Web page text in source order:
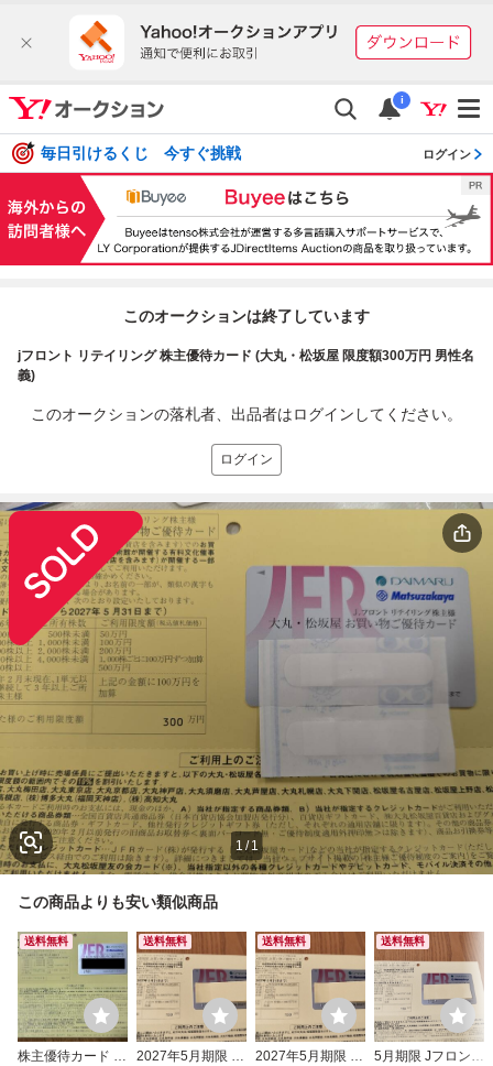
i
毎日引けるくじ 今すぐ挑戦 ログイン
このオークションは終了しています
jフロント リテイリング 株主優待カード (大丸・松坂屋 限度額300万円 男性名
義)
このオークションの落札者、出品者はログインしてください。
ログイン
1 / 1
この商品よりも安い類似商品
送料無料
株主優待カード 利
送料無料
2027年5月期限 J
送料無料
2027年5月期限 J
送料無料
5月期限 Jフロント